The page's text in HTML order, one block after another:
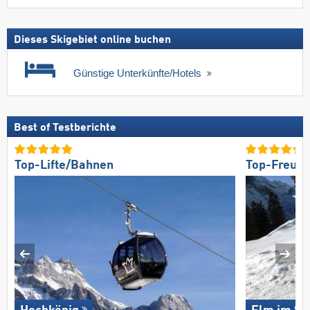
Dieses Skigebiet online buchen
Günstige Unterkünfte/Hotels
Best of Testberichte
Top-Lifte/Bahnen Top-